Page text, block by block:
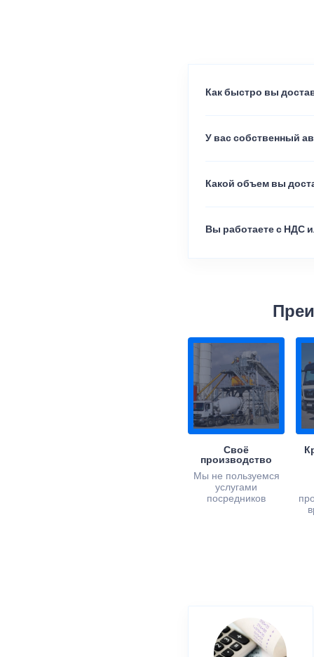
Как быстро вы
У вас собственный
Какой объем вы
Вы работаете с НДС
Своё
производство
Мы не пользуемся
услугами
посредников